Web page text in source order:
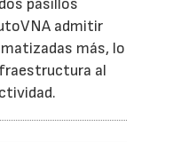
pasillos
admitir
más, lo
al